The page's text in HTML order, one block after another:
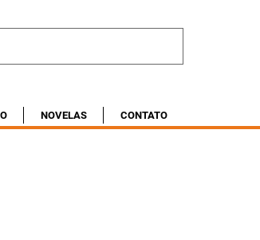
NOVELAS CONTATO